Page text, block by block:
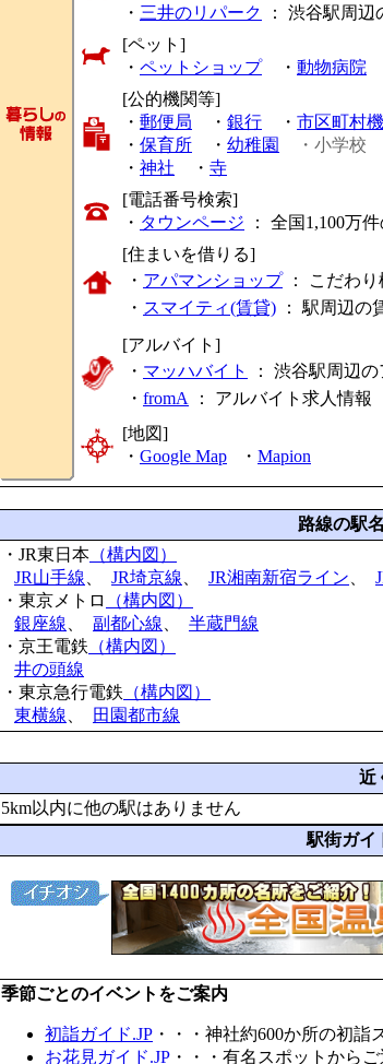
・ 三井のリパーク
： 渋谷駅周
[ペット]
・ ペットショップ・ 動物病院
[公的機関等]
・ 郵便局 ・ 銀行 ・ 市区町村
・ 保育所 ・ 幼稚園 ・小学校
・ 神社 ・ 寺
[電話番号検索]
・ タウンページ ： 全国1,100万
[住まいを借りる]
・ アパマンショップ： こだわり
・ スマイティ(賃貸) ： 駅周辺の
[アルバイト]
・ マッハバイト
： 渋谷駅周辺
・ fromA ： アルバイト求人情報
[地図]
・ Google Map ・ Mapion
路線の駅
・JR東日本 （構内図）
JR山手線
JR埼京線 JR湘南新宿ライン
・東京メトロ
（構内図）
銀座線
副都心線
半蔵門線
・京王電鉄 （構内図）
井の頭線
・東京急行電鉄 （構内図）
東横線
田園都市線
近
5km以内に他の駅はありません
駅街ガイ
季節ごとのイベントをご案内
初詣ガイド.JP ・・・神社約600か所の初詣
お花見ガイド.JP ・・・有名スポットから